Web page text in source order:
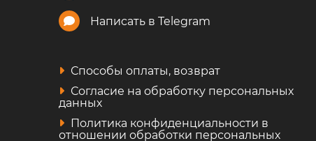
Написать в Telegram
Способы оплаты, возврат
Согласие на обработку персональных
данных
Политика конфиденциальности в
отношении обработки персональных